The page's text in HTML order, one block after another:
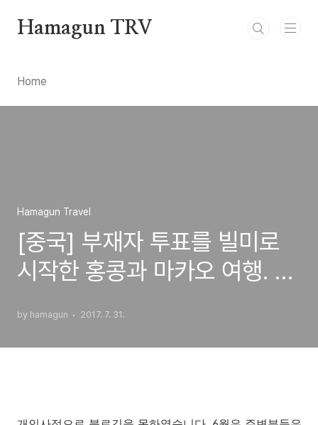
Hamagun TRV
Home
Hamagun Travel
[중국] 부재자 투표를 빌미로
시작한 홍콩과 마카오 여행. -
by hamagun 2017. 7. 31.